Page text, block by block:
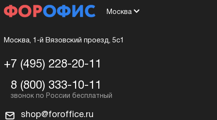
Москва
Москва, 1-й Вязовский проезд, 5с1
+7 (495) 228-20-11
8 (800) 333-10-11
shop@foroffice.ru